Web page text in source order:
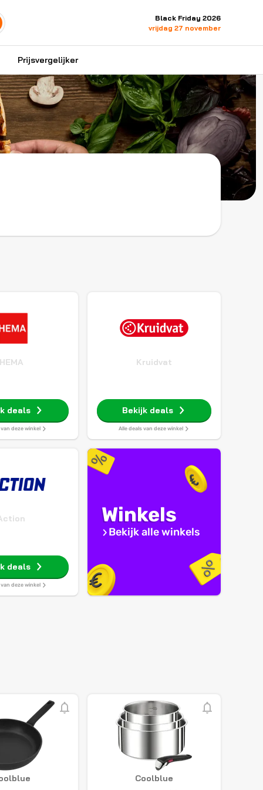
Black Friday 2026
vrijdag 27 november
Prijsvergelijker
HEMA
deals
van deze winkel
Kruidvat
Bekijk deals
Alle deals van deze winkel
deals
van deze winkel
Winkels
Bekijk alle winkels
Coolblue